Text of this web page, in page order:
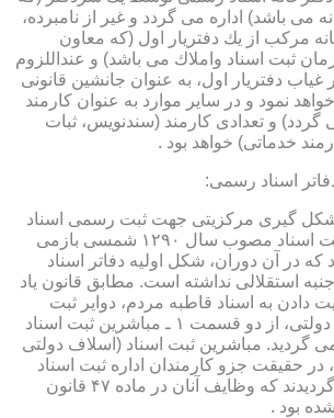
می باشد) اداره می گردد و غیر از نامبرده،
مركب از یك دفتریار اول (كه معاون
ثبت اسناد واملاك می باشد) و عنداللزوم
غیاب دفتریار اول، به عنوان جانشین قانونی
نمود و در سایر موارد به عنوان كارمند
و تعدادی كارمند (سندنویس، ثبات
خدماتی) خواهد بود .
اسناد رسمی:
شكل گیری مركزیتی جهت ثبت رسمی اسناد
مراجعان، به قانون ثبت اسناد مصوب سال ۱۲۹۰ شمسی بازمی
كه در آن دوران، شكل اولیه دفاتر اسناد
استقلالی نداشته است. مطابق قانون یاد
دادن به اسناد قاطبه مردم، دوایر ثبت
اسناد به عنوان نهادی دولتی، از دو قسمت ۱ ـ مباشرین ثبت اسناد
گردید. مباشرین ثبت اسناد (اسلاف دولتی
در حقیقت جزو كارمندان اداره ثبت اسناد
واملاك محسوب می گردیدند كه وظایف آنان در ماده ۴۷ قانون
بود .